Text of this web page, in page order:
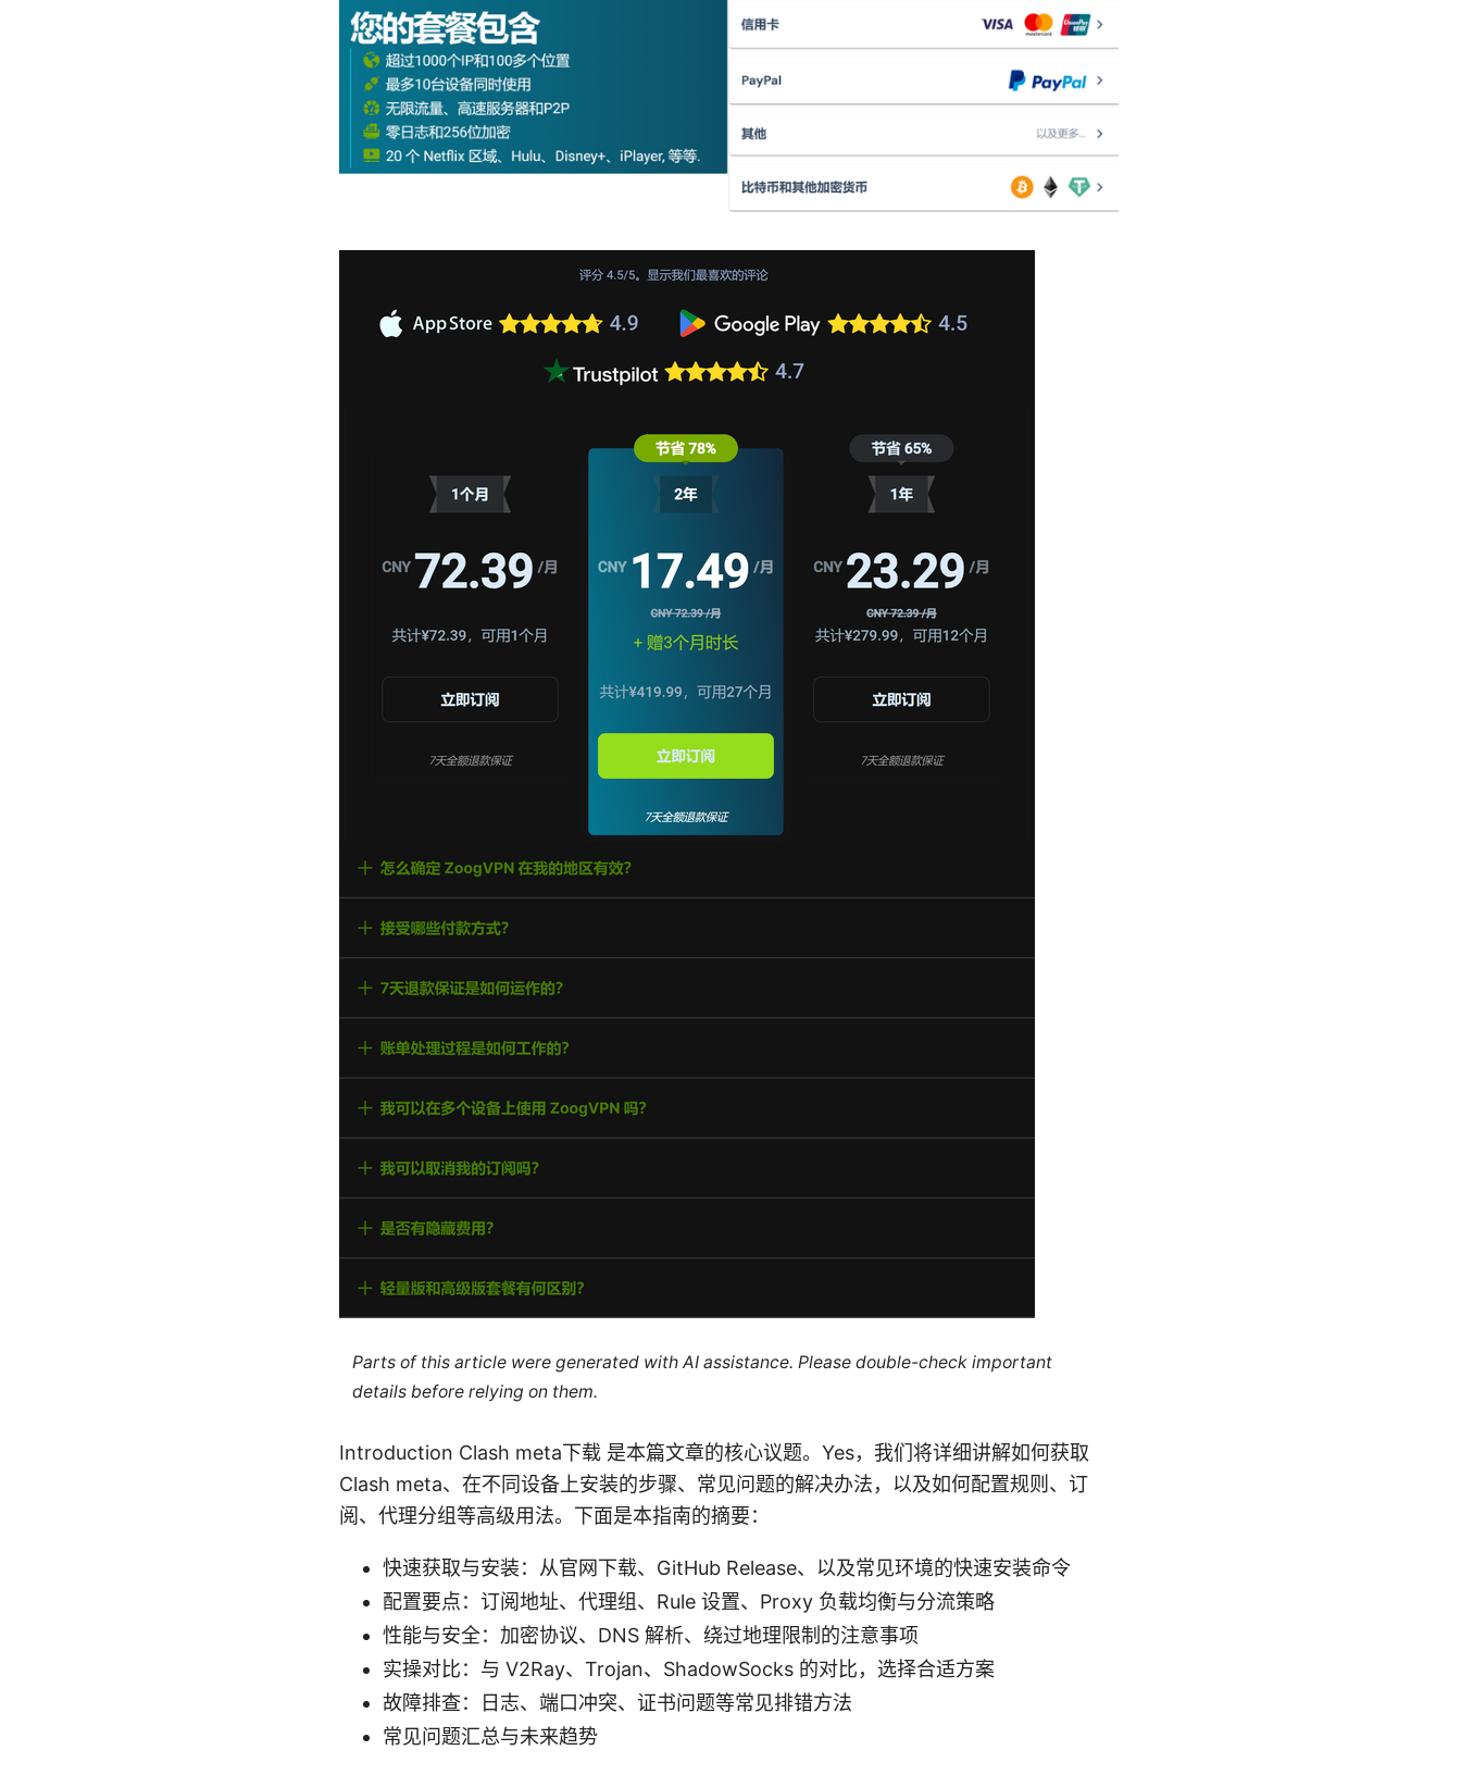
Parts of this article were generated with AI assistance. Please double-check important
details before relying on them.
Introduction Clash meta下载 是本篇文章的核心议题。Yes，我们将详细讲解如何获取
Clash meta、在不同设备上安装的步骤、常见问题的解决办法，以及如何配置规则、订
阅、代理分组等高级用法。下面是本指南的摘要：
快速获取与安装：从官网下载、GitHub Release、以及常见环境的快速安装命令
配置要点：订阅地址、代理组、Rule 设置、Proxy 负载均衡与分流策略
性能与安全：加密协议、DNS 解析、绕过地理限制的注意事项
实操对比：与 V2Ray、Trojan、ShadowSocks 的对比，选择合适方案
故障排查：日志、端口冲突、证书问题等常见排错方法
常见问题汇总与未来趋势